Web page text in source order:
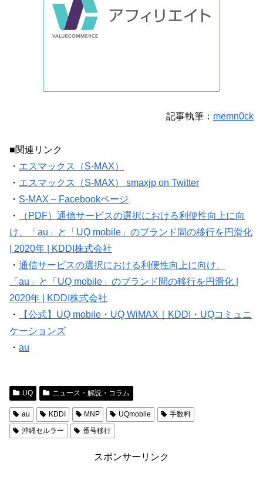
記事執筆： memn0ck
■関連リンク
・ エスマックス（S-MAX）
・ エスマックス（S-MAX） smaxjp on Twitter
・ S-MAX – Facebookページ
・
（PDF）通信サービスの選択における利便性向上に向
け、「au」と「UQ mobile」のブランド間の移行を円滑化
| 2020年 | KDDI株式会社
・ 通信サービスの選択における利便性向上に向け、
「au」と「UQ mobile」のブランド間の移行を円滑化 |
2020年 | KDDI株式会社
・
【公式】UQ mobile・UQ WiMAX｜KDDI・UQコミュニ
ケーションズ
・ au
UQ ニュース・解説・コラム
au KDDI MNP UQmobile
手数料
沖縄セルラー
番号移行
スポンサーリンク